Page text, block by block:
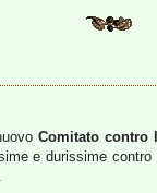
Comitato contro
e durissime